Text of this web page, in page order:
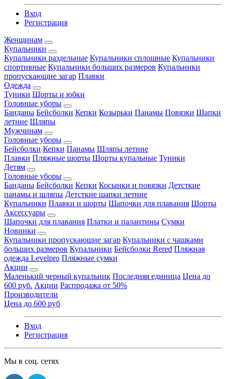
Вход
Регистрация
Женщинам
Купальники
Купальники раздельные Купальники сплошные Купальники
спортивные Купальники больших размеров Купальники
пропускающие загар Плавки
Одежда
Туники Шорты и юбки
Головные уборы
Банданы Бейсболки Кепки Козырьки Панамы Повязки Шапки
летние Шляпы
Мужчинам
Головные уборы
Бейсболки Кепки Панамы Шляпы летние
Плавки Пляжные шорты Шорты купальные Туники
Детям
Головные уборы
Банданы Бейсболки Кепки Косынки и повязки Детсткие
панамы и шляпы Детсткие шапки летние
Купальники Плавки и шорты Шапочки для плавания Шорты
Аксессуары
Шапочки для плавания Платки и палантины Сумки
Новинки
Купальники пропускающие загар Купальники с чашками
больших размеров Купальники Бейсболки Rered Пляжная
одежда Levelpro Пляжные сумки
Акции
Маленький черный купальник Последняя единица Цена до
600 руб. Акции Распродажа от 50%
Производители
Цена до 600 руб
Вход
Регистрация
Мы в соц. сетях